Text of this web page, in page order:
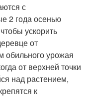
с
2 года осенью
ускорить
от
обильного урожая
от верхней точки
над растением,
к